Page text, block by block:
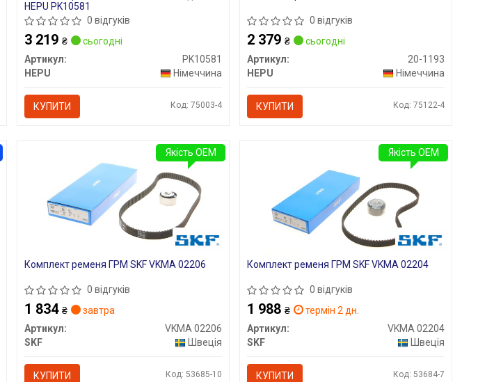
HEPU PK10581
0 відгуків
3 219₴
сьогодні
Артикул:
PK10581
HEPU
Німеччина
КУПИТИ Код: 75003-4
0 відгуків
2 379₴
сьогодні
Артикул:
20-1193
HEPU
Німеччина
КУПИТИ Код: 75122-4
Комплект ременя ГРМ SKF VKMA 02206
0 відгуків
1 834₴
завтра
Артикул:
VKMA 02206
SKF
Швеція
КУПИТИ Код: 53685-10
Якість OEM
Комплект ременя ГРМ SKF VKMA 02204
0 відгуків
1 988₴
термін 2 дн.
Артикул:
VKMA 02204
SKF
Швеція
КУПИТИ Код: 53684-7
Якість OEM